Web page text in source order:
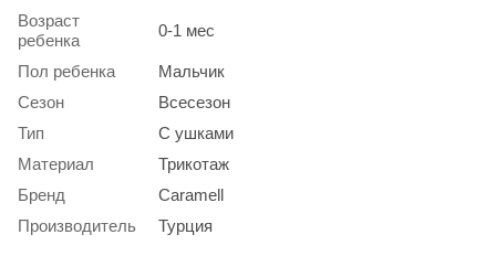
Возраст
ребенка
0-1 мес
Пол ребенка
Мальчик
Сезон
Всесезон
Тип
С ушками
Материал
Трикотаж
Бренд
Caramell
Производитель
Турция